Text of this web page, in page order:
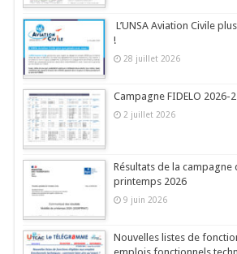
L’UNSA Aviation Civile
!
28 juillet 2026
Campagne FIDELO 2026-2
2 juillet 2026
Résultats de la
printemps 2026
9 juin 2026
Nouvelles listes de